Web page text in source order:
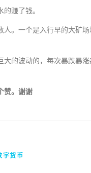
赚了钱。
人。一个是入行早的大矿
大的波动的，每次暴跌暴
赞。谢谢
字货币